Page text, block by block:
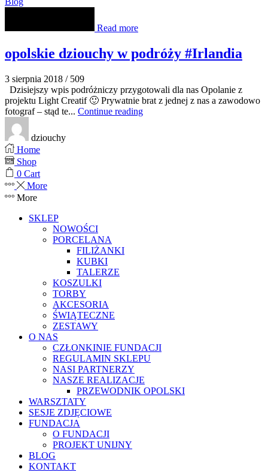
Read more
opolskie dziouchy w podróży #Irlandia
3 sierpnia 2018 / 509
Dzisiejszy wpis podróżniczy przygotowali dla nas Opolanie z
projektu Light Creatif 🙂 Prywatnie brat z jednej z nas a zawodowo
fotograf – stąd te... Continue reading
dziouchy
Home
Shop
0 Cart
More
More
SKLEP
NOWOŚCI
PORCELANA
FILIŻANKI
KUBKI
TALERZE
KOSZULKI
TORBY
AKCESORIA
ŚWIĄTECZNE
ZESTAWY
O NAS
CZŁONKINIE FUNDACJI
REGULAMIN SKLEPU
NASI PARTNERZY
NASZE REALIZACJE
PRZEWODNIK OPOLSKI
WARSZTATY
SESJE ZDJĘCIOWE
FUNDACJA
O FUNDACJI
PROJEKT UNIJNY
BLOG
KONTAKT